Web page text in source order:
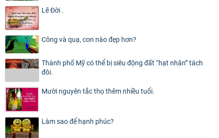
Lẽ Đời .
Công và quạ, con nào đẹp hơn?
Thành phố Mỹ có thể bị siêu động đất “hạt nhân” tách
đôi.
Mười nguyên tắc thọ thêm nhiều tuổi.
Làm sao để hạnh phúc?